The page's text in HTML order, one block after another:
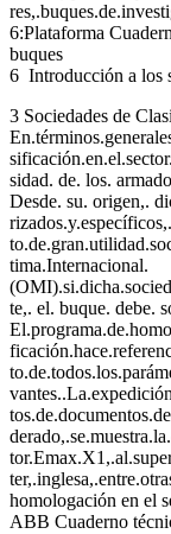
6:Plataforma
buques
6 Introducción a los
3 Sociedades de
sidad. de. los.
Desde. su. origen,.
tima.Internacional.
te,. el. buque. debe.
homologación en el
ABB Cuaderno